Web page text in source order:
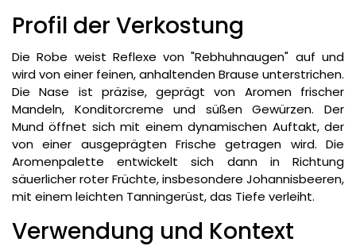
Profil der Verkostung
Die Robe weist Reflexe von "Rebhuhnaugen" auf und
wird von einer feinen, anhaltenden Brause unterstrichen.
Die Nase ist präzise, geprägt von Aromen frischer
Mandeln, Konditorcreme und süßen Gewürzen. Der
Mund öffnet sich mit einem dynamischen Auftakt, der
von einer ausgeprägten Frische getragen wird. Die
Aromenpalette entwickelt sich dann in Richtung
säuerlicher roter Früchte, insbesondere Johannisbeeren,
mit einem leichten Tanningerüst, das Tiefe verleiht.
Verwendung und Kontext